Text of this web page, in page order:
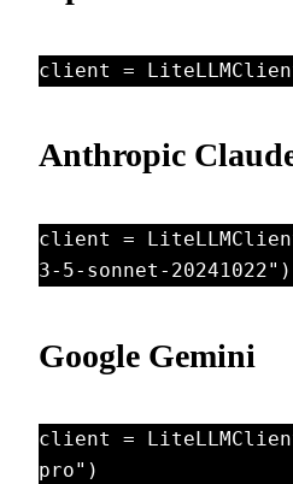
client =
Anthropic
client =
3-5-sonnet-20241022")
Google Gemini
client =
pro")